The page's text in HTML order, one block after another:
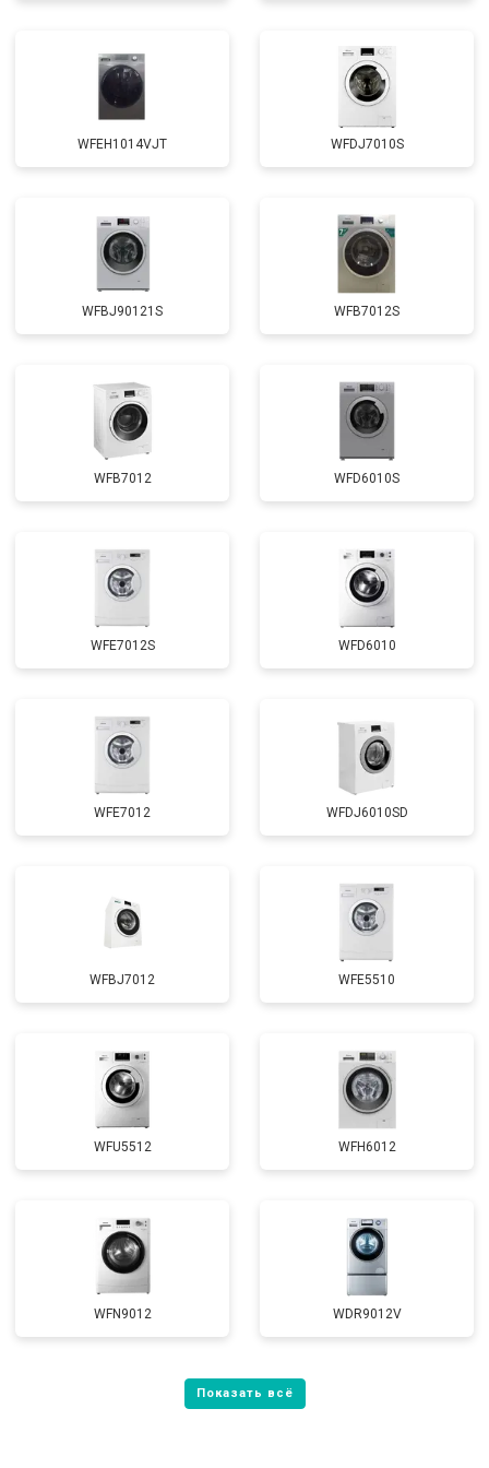
Замена подшипников от 2800 ₽ Заказать
Замена мотора от 3800 ₽ Заказать
от 2200 ₽ Заказать
Замена ТЭН от 2300 ₽ Заказать
Замена блока управления от 3600 ₽ Заказать
Замена прессостата от 3350 ₽ Заказать
Замена сливного насоса от 3450 ₽
Замена сливного шланга от 2100 ₽ Заказать
Замена УБЛ от 2100 ₽ Заказать
Замена приводного ремня от 2550 ₽ Заказать
WFEH1014VJT WFDJ7010S
WFBJ90121S WFB7012S
WFB7012 WFD6010S
WFE7012S WFD6010
WFE7012 WFDJ6010SD
WFBJ7012 WFE5510
WFU5512 WFH6012
WFN9012 WDR9012V